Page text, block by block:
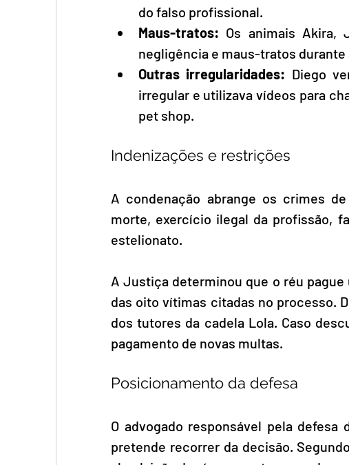
do falso profissional.
Maus-tratos: Os animais Akira,
negligência e maus-tratos
Outras irregularidades: Diego
irregular e utilizava vídeos para
pet shop.
Indenizações e restrições
A condenação abrange os crimes
morte, exercício ilegal da profissão,
estelionato.
A Justiça determinou que o réu pague
das oito vítimas citadas no processo.
dos tutores da cadela Lola. Caso
pagamento de novas multas.
Posicionamento da defesa
O advogado responsável pela
pretende recorrer da decisão.